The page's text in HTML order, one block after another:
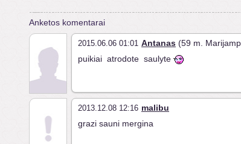
Anketos komentarai
2015.06.06 01:01 Antanas (59 m.
puikiai atrodote saulyte
2013.12.08 12:16 malibu
grazi sauni mergina